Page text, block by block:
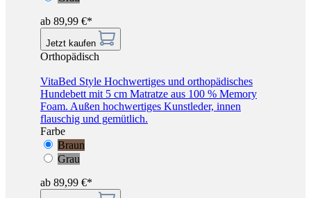
ab 89,99 €*
Jetzt kaufen
Orthopädisch
VitaBed Style Hochwertiges und orthopädisches
Hundebett mit 5 cm Matratze aus 100 % Memory
Foam. Außen hochwertiges Kunstleder, innen
flauschig und gemütlich.
Farbe
Braun
Grau
ab 89,99 €*